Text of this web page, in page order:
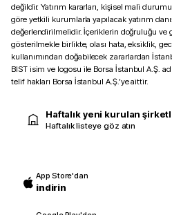
değildir. Yatırım kararları, kişisel mali
göre yetkili kurumlarla yapılacak yatırım
değerlendirilmelidir. İçeriklerin doğruluğu ve
gösterilmekle birlikte, olası hata, eksiklik,
kullanımından doğabilecek zararlardan
BIST isim ve logosu ile Borsa İstanbul A.Ş.
telif hakları Borsa İstanbul A.Ş.’ye aittir.
Haftalık yeni kurulan
Haftalık listeye göz atın
App Store'dan
indirin